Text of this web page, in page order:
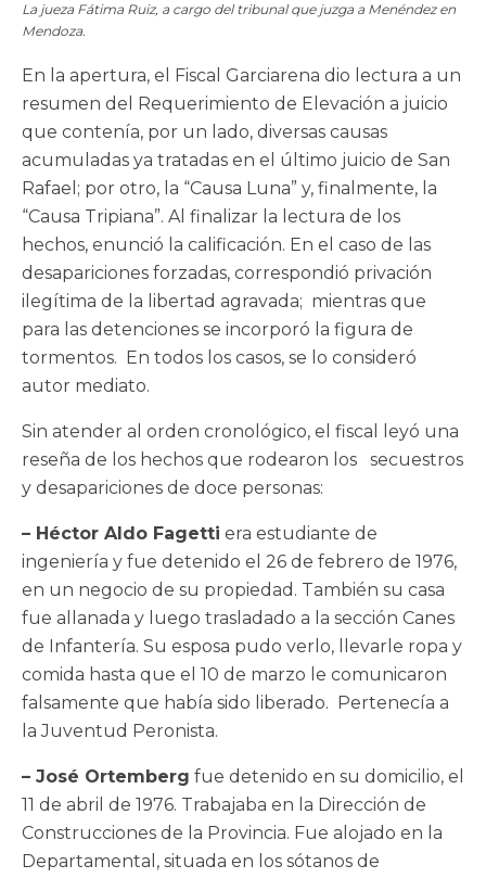
La jueza Fátima Ruiz, a cargo del tribunal que juzga a Menéndez en
Mendoza.
En la apertura, el Fiscal Garciarena dio lectura a un
resumen del Requerimiento de Elevación a juicio
que contenía, por un lado, diversas causas
acumuladas ya tratadas en el último juicio de San
Rafael; por otro, la “Causa Luna” y, finalmente, la
“Causa Tripiana”. Al finalizar la lectura de los
hechos, enunció la calificación. En el caso de las
desapariciones forzadas, correspondió privación
ilegítima de la libertad agravada; mientras que
para las detenciones se incorporó la figura de
tormentos. En todos los casos, se lo consideró
autor mediato.
Sin atender al orden cronológico, el fiscal leyó una
reseña de los hechos que rodearon los secuestros
y desapariciones de doce personas:
– Héctor Aldo Fagetti era estudiante de
ingeniería y fue detenido el 26 de febrero de 1976,
en un negocio de su propiedad. También su casa
fue allanada y luego trasladado a la sección Canes
de Infantería. Su esposa pudo verlo, llevarle ropa y
comida hasta que el 10 de marzo le comunicaron
falsamente que había sido liberado. Pertenecía a
la Juventud Peronista.
– José Ortemberg fue detenido en su domicilio, el
11 de abril de 1976. Trabajaba en la Dirección de
Construcciones de la Provincia. Fue alojado en la
Departamental, situada en los sótanos de